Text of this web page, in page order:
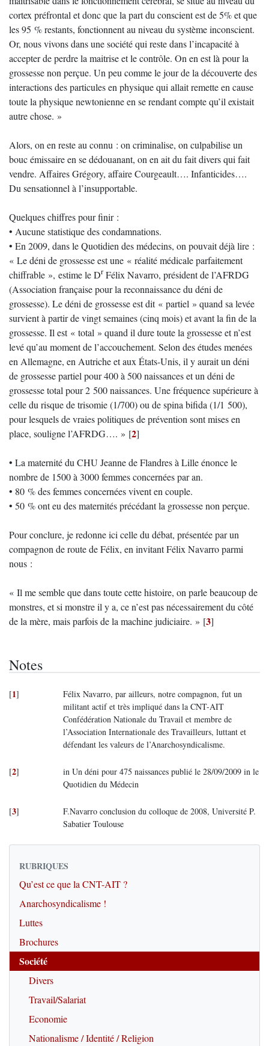
cortex préfrontal et donc que la part du conscient est de 5% et que
les 95 % restants, fonctionnent au niveau du système inconscient.
Or, nous vivons dans une société qui reste dans l’incapacité à
accepter de perdre la maitrise et le contrôle. On en est là pour la
grossesse non perçue. Un peu comme le jour de la découverte des
interactions des particules en physique qui allait remette en cause
toute la physique newtonienne en se rendant compte qu’il existait
autre chose. »
Alors, on en reste au connu : on criminalise, on culpabilise un
bouc émissaire en se dédouanant, on en ait du fait divers qui fait
vendre. Affaires Grégory, affaire Courgeault…. Infanticides….
Du sensationnel à l’insupportable.
Quelques chiffres pour finir :
• Aucune statistique des condamnations.
• En 2009, dans le Quotidien des médecins, on pouvait déjà lire :
« Le déni de grossesse est une « réalité médicale parfaitement
chiffrable », estime le Dr Félix Navarro, président de l’AFRDG
(Association française pour la reconnaissance du déni de
grossesse). Le déni de grossesse est dit « partiel » quand sa levée
survient à partir de vingt semaines (cinq mois) et avant la fin de la
grossesse. Il est « total » quand il dure toute la grossesse et n’est
levé qu’au moment de l’accouchement. Selon des études menées
en Allemagne, en Autriche et aux États-Unis, il y aurait un déni
de grossesse partiel pour 400 à 500 naissances et un déni de
grossesse total pour 2 500 naissances. Une fréquence supérieure à
celle du risque de trisomie (1/700) ou de spina bifida (1/1 500),
pour lesquels de vraies politiques de prévention sont mises en
place, souligne l’AFRDG…. » [2]
• La maternité du CHU Jeanne de Flandres à Lille énonce le
nombre de 1500 à 3000 femmes concernées par an.
• 80 % des femmes concernées vivent en couple.
• 50 % ont eu des maternités précédant la grossesse non perçue.
Pour conclure, je redonne ici celle du débat, présentée par un
compagnon de route de Félix, en invitant Félix Navarro parmi
nous :
« Il me semble que dans toute cette histoire, on parle beaucoup de
monstres, et si monstre il y a, ce n’est pas nécessairement du côté
de la mère, mais parfois de la machine judiciaire. » [3]
Notes
[1]
Félix Navarro, par ailleurs, notre compagnon, fut un
militant actif et très impliqué dans la CNT-AIT
Confédération Nationale du Travail et membre de
l’Association Internationale des Travailleurs, luttant et
défendant les valeurs de l’Anarchosyndicalisme.
[2]
in Un déni pour 475 naissances publié le 28/09/2009 in le
Quotidien du Médecin
[3]
F.Navarro conclusion du colloque de 2008, Université P.
Sabatier Toulouse
RUBRIQUES
Qu’est ce que la CNT-AIT ?
Anarchosyndicalisme !
Luttes
Brochures
Société
Divers
Travail/Salariat
Economie
Nationalisme / Identité / Religion